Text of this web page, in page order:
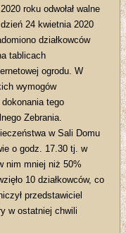
roku odwołał walne
24 kwietnia 2020
działkowców
tablicach
ogrodu. W
wymogów
tego
Zebrania.
w Sali Domu
o godz. 17.30 tj. w
nim mniej niż 50%
10 działkowców, co
przedstawiciel
w ostatniej chwili